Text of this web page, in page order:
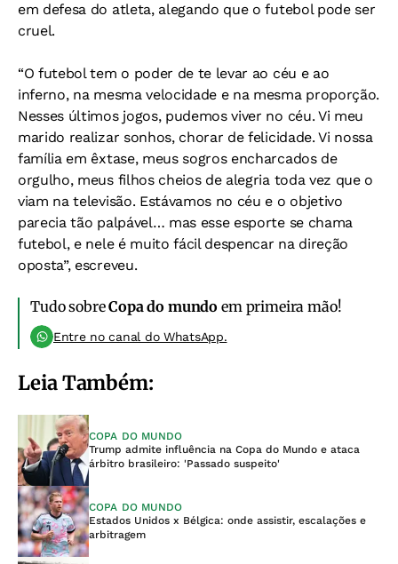
em defesa do atleta, alegando que o futebol pode ser
cruel.
“O futebol tem o poder de te levar ao céu e ao
inferno, na mesma velocidade e na mesma proporção.
Nesses últimos jogos, pudemos viver no céu. Vi meu
marido realizar sonhos, chorar de felicidade. Vi nossa
família em êxtase, meus sogros encharcados de
orgulho, meus filhos cheios de alegria toda vez que o
viam na televisão. Estávamos no céu e o objetivo
parecia tão palpável… mas esse esporte se chama
futebol, e nele é muito fácil despencar na direção
oposta”, escreveu.
Tudo sobreCopa do mundo em primeira mão!
Entre no canal do WhatsApp.
Leia Também:
COPA DO MUNDO
Trump admite influência na Copa do Mundo e ataca
árbitro brasileiro: 'Passado suspeito'
COPA DO MUNDO
Estados Unidos x Bélgica: onde assistir, escalações e
arbitragem